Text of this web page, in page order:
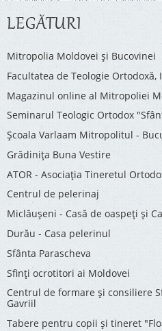
LEGĂTURI
Mitropolia Moldovei și Bucovinei
Facultatea de Teologie Ortodoxă,
Magazinul online al Mitropoliei
Seminarul Teologic Ortodox
Şcoala Varlaam Mitropolitul -
Grădinița Buna Vestire
ATOR - Asociaţia Tineretul
Centrul de pelerinaj
Miclăușeni - Casă de oaspeţi şi
Durău - Casa pelerinul
Sfânta Parascheva
Sfinți ocrotitori ai Moldovei
Centrul de formare și consiliere
Gavriil
Tabere pentru copii şi tineret